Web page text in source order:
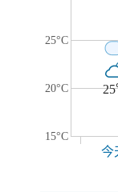
25°C
20°C
15°C
今